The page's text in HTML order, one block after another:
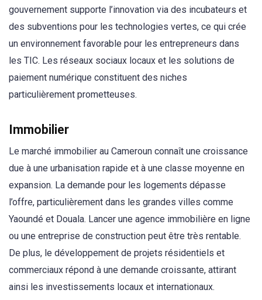
gouvernement supporte l’innovation via des incubateurs et
des subventions pour les technologies vertes, ce qui crée
un environnement favorable pour les entrepreneurs dans
les TIC. Les réseaux sociaux locaux et les solutions de
paiement numérique constituent des niches
particulièrement prometteuses.
Immobilier
Le marché immobilier au Cameroun connaît une croissance
due à une urbanisation rapide et à une classe moyenne en
expansion. La demande pour les logements dépasse
l’offre, particulièrement dans les grandes villes comme
Yaoundé et Douala. Lancer une agence immobilière en ligne
ou une entreprise de construction peut être très rentable.
De plus, le développement de projets résidentiels et
commerciaux répond à une demande croissante, attirant
ainsi les investissements locaux et internationaux.